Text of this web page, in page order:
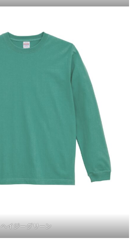
ヘイジーグリーン